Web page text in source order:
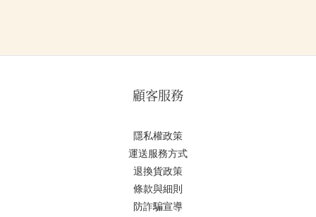
顧客服務
隱私權政策
運送服務方式
退換貨政策
條款與細則
防詐騙宣導